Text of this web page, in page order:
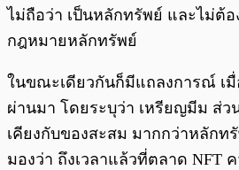
ไม่ถือว่า เป็นหลักทรัพย์ และไม่ต้
กฎหมายหลักทรัพย์
ในขณะเดียวกันก็มีแถลงการณ์ เ
ผ่านมา โดยระบุว่า เหรียญมีม ส่
เคียงกับของสะสม มากกว่าหลักทรั
มองว่า ถึงเวลาแล้วที่ตลาด NFT